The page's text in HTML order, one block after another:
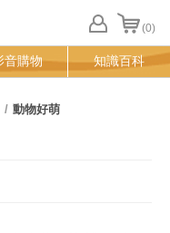
(0)
FB
登
音購物 知識百科
動物好萌